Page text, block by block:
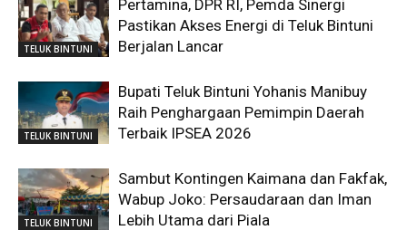
TELUK BINTUNI
Pertamina, DPR RI, Pemda Sinergi
Pastikan Akses Energi di Teluk Bintuni
Berjalan Lancar
TELUK BINTUNI
Bupati Teluk Bintuni Yohanis Manibuy
Raih Penghargaan Pemimpin Daerah
Terbaik IPSEA 2026
TELUK BINTUNI
Sambut Kontingen Kaimana dan Fakfak,
Wabup Joko: Persaudaraan dan Iman
Lebih Utama dari Piala